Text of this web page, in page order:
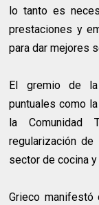
lo tanto es
prestaciones y
para dar mejores
El gremio de la
puntuales como
la Comunidad
regularización de
sector de cocina y
Grieco